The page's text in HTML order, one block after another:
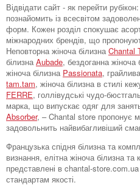
Відвідати сайт - як перейти
познайомить із всесвітом
форм. Кожен розділ спокушає
міжнародних брендів, що
Неповторна жіноча білизна Chantal
білизна Aubade, бездоганна жіноча
жіноча білизна Passionata,
tam.tam, жіноча білизна в стилі
FERRE, голлівудські чудо-
марка, що випускає одяг для
Absorber, – Chantal store пропонує
задовольнить найвибагливіший
Французька спідня білизна та
визнання, елітна жіноча білизна
представлені в chantal-
стандартам якості.